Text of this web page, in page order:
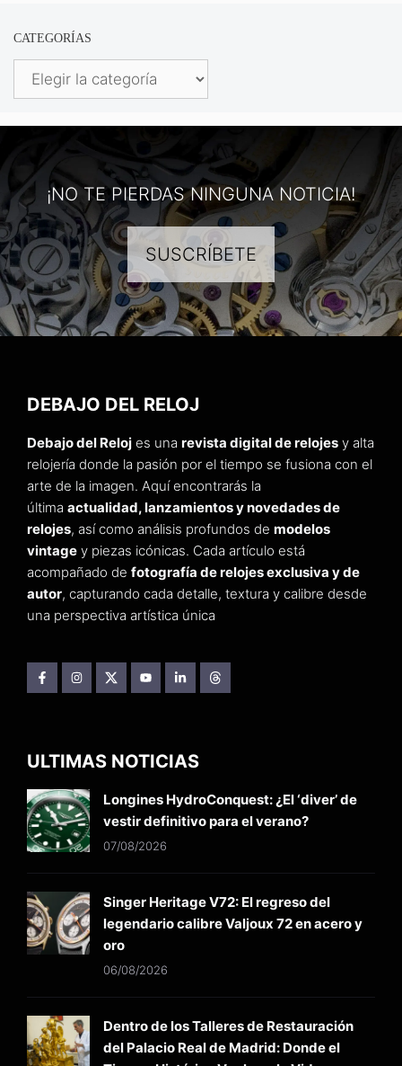
CATEGORÍAS
Categorías
¡NO TE PIERDAS NINGUNA NOTICIA!
SUSCRÍBETE
DEBAJO DEL RELOJ
Debajo del Reloj es una revista digital de relojes y alta
relojería donde la pasión por el tiempo se fusiona con el
arte de la imagen. Aquí encontrarás la
última actualidad, lanzamientos y novedades de
relojes, así como análisis profundos de modelos
vintage y piezas icónicas. Cada artículo está
acompañado de fotografía de relojes exclusiva y de
autor, capturando cada detalle, textura y calibre desde
una perspectiva artística única
ULTIMAS NOTICIAS
Longines HydroConquest: ¿El ‘diver’ de
vestir definitivo para el verano?
07/08/2026
Singer Heritage V72: El regreso del
legendario calibre Valjoux 72 en acero y
oro
06/08/2026
Dentro de los Talleres de Restauración
del Palacio Real de Madrid: Donde el